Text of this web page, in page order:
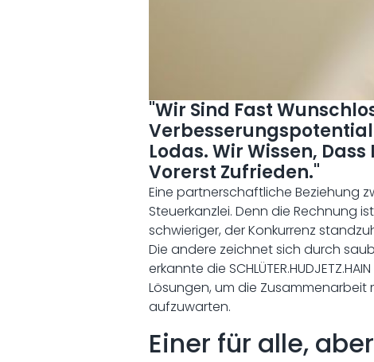
"Wir Sind Fast
Verbesserungspotential
Lodas. Wir Wissen,
Vorerst Zufrieden."
Eine partnerschaftliche Beziehung
Steuerkanzlei. Denn die Rechnung
schwieriger, der Konkurrenz
Die andere zeichnet sich durch
erkannte die
Lösungen, um die
aufzuwarten.
Einer für alle,